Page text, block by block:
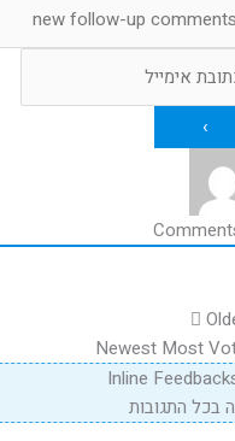
Newest Most
בכל התגובות